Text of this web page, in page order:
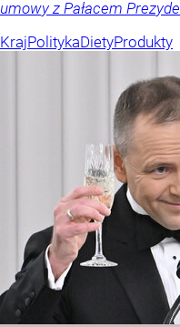
umowy z Pałacem
KrajPolitykaDietyProdukty